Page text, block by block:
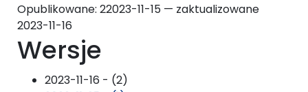
Opublikowane: 22023-11-15 — zaktualizowane
2023-11-16
Wersje
2023-11-16 - (2)